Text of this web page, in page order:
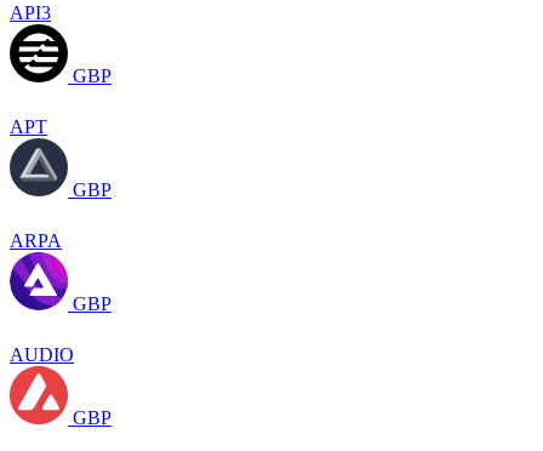
API3
GBP
APT
GBP
ARPA
GBP
AUDIO
GBP